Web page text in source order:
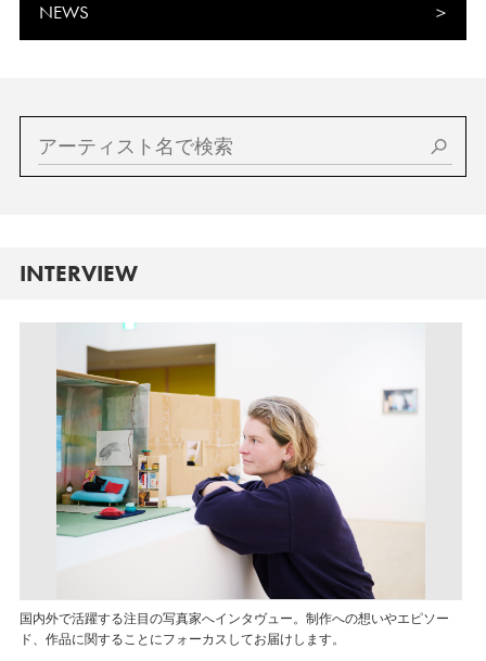
NEWS
INTERVIEW
国内外で活躍する注目の写真家へインタヴュー。制作への想いやエピソー
ド、作品に関することにフォーカスしてお届けします。